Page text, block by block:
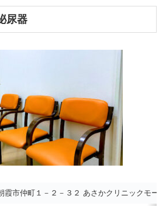
尿器
霞市仲町１－２－３２ あさかクリニックモ